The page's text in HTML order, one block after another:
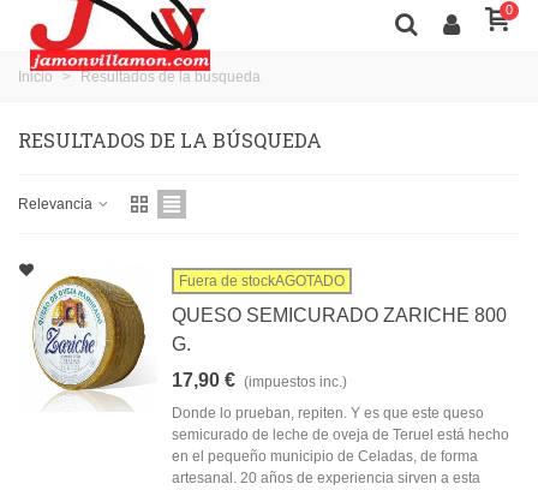
0
Inicio > Resultados de la búsqueda
RESULTADOS DE LA BÚSQUEDA
Relevancia
Fuera de stockAGOTADO
QUESO SEMICURADO ZARICHE 800
G.
17,90 € (impuestos inc.)
Donde lo prueban, repiten. Y es que este queso
semicurado de leche de oveja de Teruel está hecho
en el pequeño municipio de Celadas, de forma
artesanal. 20 años de experiencia sirven a esta